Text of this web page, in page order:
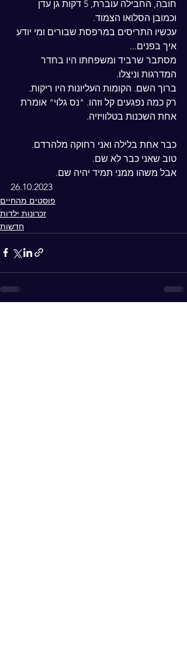
חובה, החבילה עוברת, 5 דקות גן עדן
וכמובן הסלואו הצמוד.
עכשיו התריסים במרפסת שבורים ומי יודע
איך בפנים...
מסתבר שרביד ומשפחתו היו בחדר
המדרגות וניצלו.
ברוך השם. הקומות העליונות היו ריקות.
רק כמה נפגעים קל וזהו. "נס גלוי" אומרת
אחת השכנות בטלוויזיה.
כבר אחת בלילה ואני רחוקה מלהרדם.
טוב שאני כבר לא שם.
אבל משהו ממני תמיד יהיה שם.
26.10.2023
פוסטים מהחיים
זכרונות ילדות
חדשות